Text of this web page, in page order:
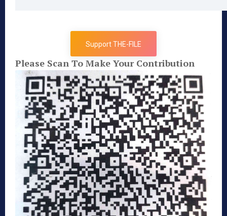
Support THE-FILE
Please Scan To Make Your Contribution